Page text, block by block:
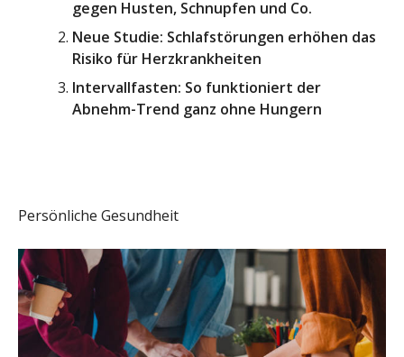
gegen Husten, Schnupfen und Co.
Neue Studie: Schlafstörungen erhöhen das
Risiko für Herzkrankheiten
Intervallfasten: So funktioniert der
Abnehm-Trend ganz ohne Hungern
Persönliche Gesundheit